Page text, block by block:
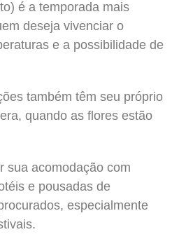
é a temporada mais
deseja vivenciar o
e a possibilidade de
também têm seu próprio
quando as flores estão
sua acomodação com
e pousadas de
especialmente